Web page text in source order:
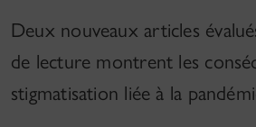
Deux nouveaux articles
de lecture montrent les
stigmatisation liée à la